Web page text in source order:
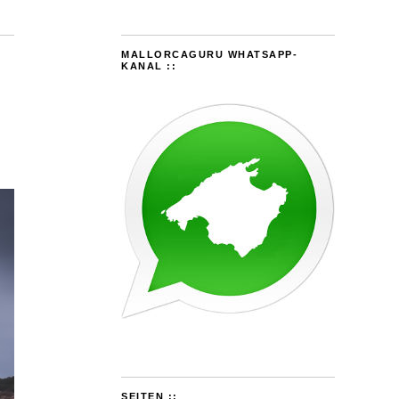
MALLORCAGURU WHATSAPP-
KANAL ::
SEITEN ::